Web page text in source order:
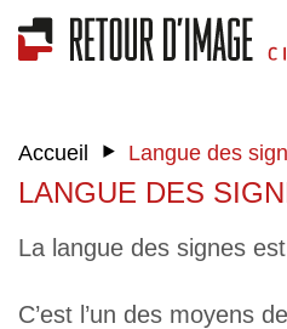
Accueil ‣ Langue des
LANGUE DES
La langue des signes
C’est l’un des moyens